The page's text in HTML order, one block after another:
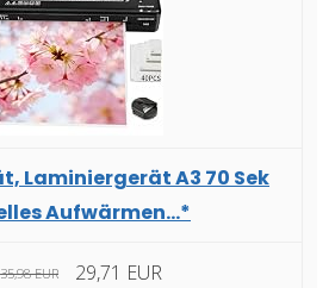
Laminiergerät A3 70 Sek
Aufwärmen...*
35,98 EUR 29,71 EUR